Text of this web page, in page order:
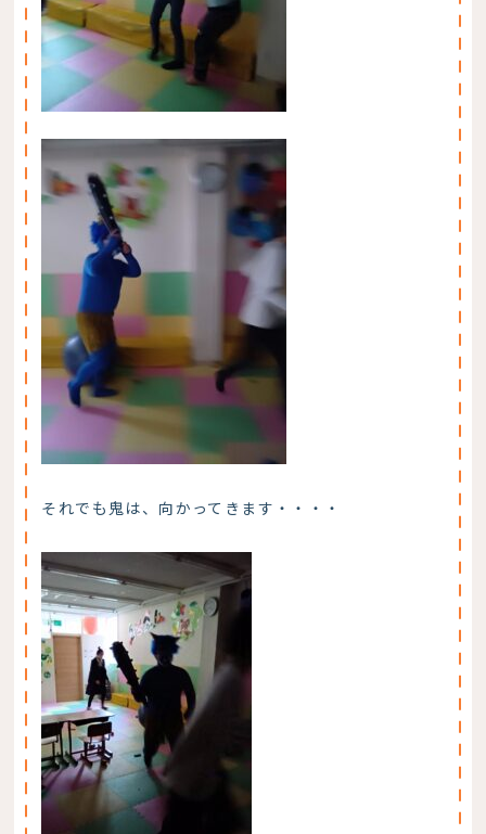
それでも鬼は、向かってきます・・・・